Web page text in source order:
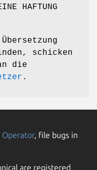
HAFTUNG
schicken
die
.
Operator, file bugs in
are registered